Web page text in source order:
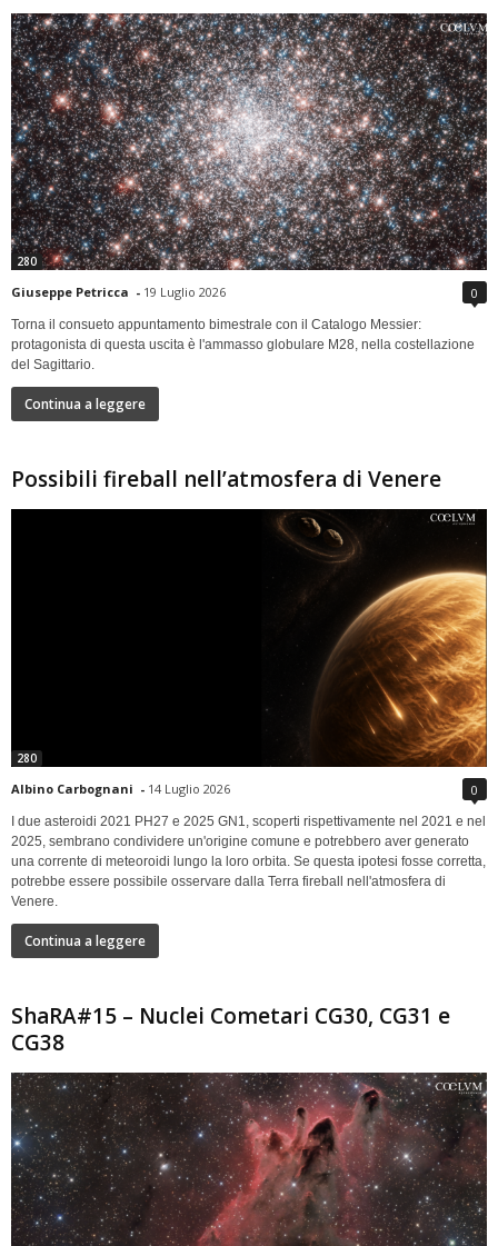
280
Giuseppe Petricca - 19 Luglio 2026 0
Torna il consueto appuntamento bimestrale con il Catalogo Messier:
protagonista di questa uscita è l'ammasso globulare M28, nella costellazione
del Sagittario.
Continua a leggere
Possibili fireball nell’atmosfera di Venere
280
Albino Carbognani - 14 Luglio 2026 0
I due asteroidi 2021 PH27 e 2025 GN1, scoperti rispettivamente nel 2021 e nel
2025, sembrano condividere un'origine comune e potrebbero aver generato
una corrente di meteoroidi lungo la loro orbita. Se questa ipotesi fosse corretta,
potrebbe essere possibile osservare dalla Terra fireball nell'atmosfera di
Venere.
Continua a leggere
ShaRA#15 – Nuclei Cometari CG30, CG31 e
CG38